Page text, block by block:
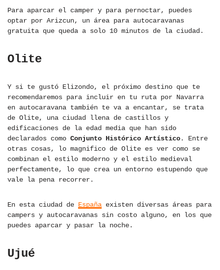
Para aparcar el camper y para pernoctar, puedes
optar por Arizcun, un área para autocaravanas
gratuita que queda a solo 10 minutos de la ciudad.
Olite
Y si te gustó Elizondo, el próximo destino que te
recomendaremos para incluir en tu ruta por Navarra
en autocaravana también te va a encantar, se trata
de Olite, una ciudad llena de castillos y
edificaciones de la edad media que han sido
declarados como Conjunto Histórico Artístico. Entre
otras cosas, lo magnifico de Olite es ver como se
combinan el estilo moderno y el estilo medieval
perfectamente, lo que crea un entorno estupendo que
vale la pena recorrer.
En esta ciudad de España existen diversas áreas para
campers y autocaravanas sin costo alguno, en los que
puedes aparcar y pasar la noche.
Ujué